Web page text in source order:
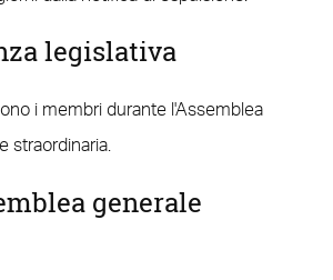
legislativa
i membri durante l'Assemblea
straordinaria.
generale